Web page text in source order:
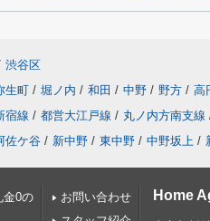
渋谷区
生町 / 堀ノ内 / 和田 / 中野 / 野方 / 高
宿線 / 都営大江戸線 / 丸ノ内方南支線
佐ケ谷 / 新中野 / 東中野 / 中野坂上 /
金0の
お問い合わせ
Home